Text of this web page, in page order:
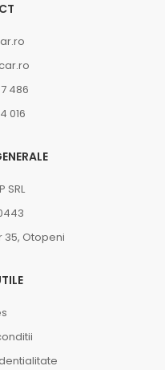
486
016
SRL
35, Otopeni